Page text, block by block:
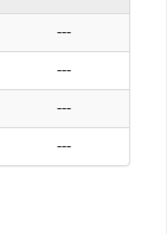
---
---
---
---